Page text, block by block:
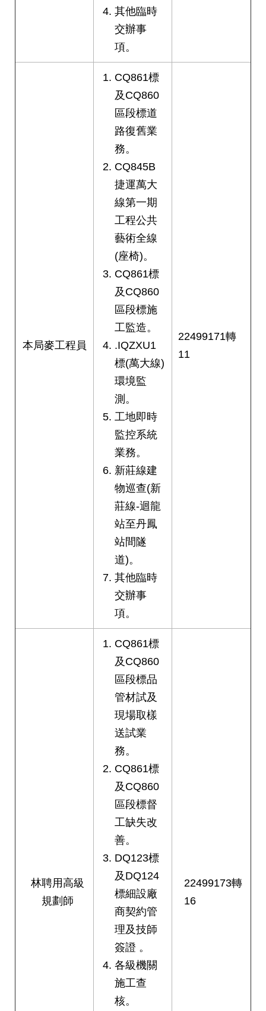
其他臨時
交辦事
項。
本局麥工程員
CQ861標
及CQ860
區段標道
路復舊業
務。
CQ845B
捷運萬大
線第一期
工程公共
藝術全線
(座椅)。
CQ861標
及CQ860
區段標施
工監造。
.IQZXU1
標(萬大線)
環境監
測。
工地即時
監控系統
業務。
新莊線建
物巡查(新
莊線-迴龍
站至丹鳳
站間隧
道)。
其他臨時
交辦事
項。
22499171轉
11
林聘用高級
規劃師
CQ861標
及CQ860
區段標品
管材試及
現場取樣
送試業
務。
CQ861標
及CQ860
區段標督
工缺失改
善。
DQ123標
及DQ124
標細設廠
商契約管
理及技師
簽證 。
各級機關
施工查
核。
22499173轉
16